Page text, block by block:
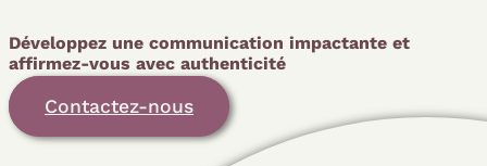
Développez une communication impactante et
affirmez-vous avec authenticité
Contactez-nous